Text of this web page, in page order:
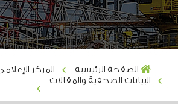
الصفحة الرئيسية
المركز
البيانات الصحفية والمقالات